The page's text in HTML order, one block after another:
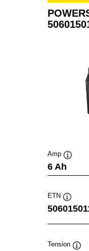
Amp
6 Ah
ETN
Tension